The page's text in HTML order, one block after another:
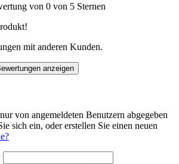
von 0 von 5 Sternen
mit anderen Kunden.
anzeigen
von angemeldeten Benutzern abgegeben
sich ein, oder erstellen Sie einen neuen